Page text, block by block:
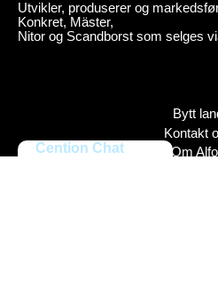
Utvikler, produserer og
Konkret, Mäster,
Nitor og Scandborst som selges
Bytt
Kontakt
Om
Cention Chat